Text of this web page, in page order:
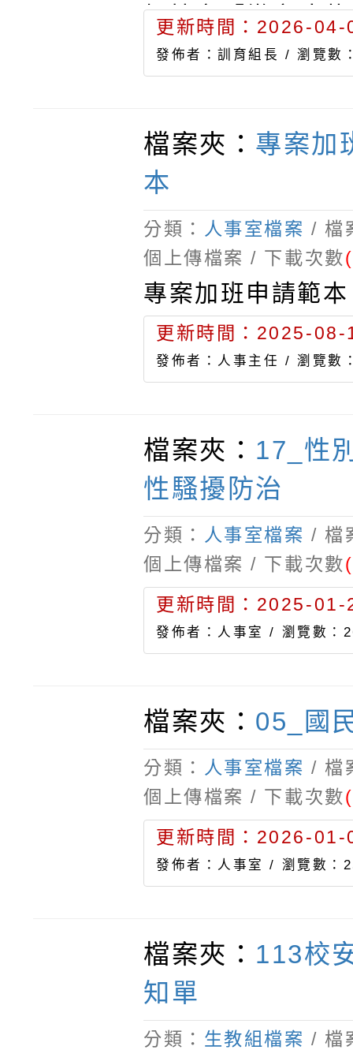
板抄寫「繳交才
獎狀、影本及審
二、4/09(四)早自
交至訓育組，4/
後繳交期限，未
交不認證分數。
獎狀
更新時間：2026-
發佈者：訓育組長 /瀏覽數
檔案夾： 專案加
本
分類： 人事室檔案 / 檔
個上傳檔案 / 下載次數
專案加班申請範本
更新時間：2025-
發佈者：人事主任 /瀏覽數
檔案夾： 17_性
性騷擾防治
分類： 人事室檔案 / 檔
個上傳檔案 / 下載次數
更新時間：2025-
發佈者：人事室 / 瀏覽數：
檔案夾： 05_國
分類： 人事室檔案 / 檔
個上傳檔案 / 下載次數
更新時間：2026-
發佈者：人事室 / 瀏覽數：
檔案夾： 113校
知單
分類： 生教組檔案 / 檔